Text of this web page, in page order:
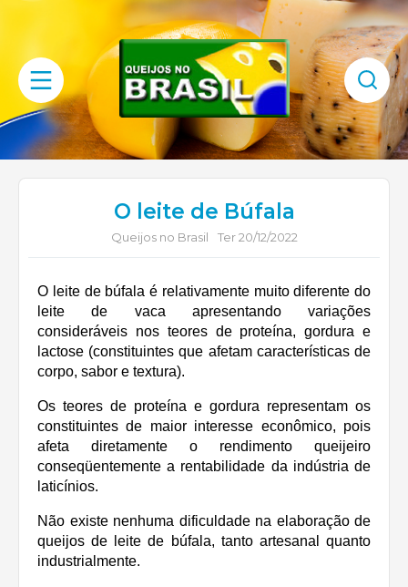
O leite de Búfala
Queijos no Brasil Ter 20/12/2022
O leite de búfala é relativamente muito diferente do
leite de vaca apresentando variações
consideráveis nos teores de proteína, gordura e
lactose (constituintes que afetam características de
corpo, sabor e textura).
Os teores de proteína e gordura representam os
constituintes de maior interesse econômico, pois
afeta diretamente o rendimento queijeiro
conseqüentemente a rentabilidade da indústria de
laticínios.
Não existe nenhuma dificuldade na elaboração de
queijos de leite de búfala, tanto artesanal quanto
industrialmente.